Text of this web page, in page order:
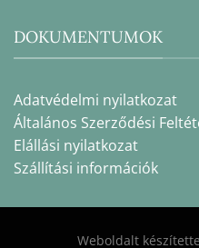
DOKUMENTUMOK
Adatvédelmi nyilatkozat
Általános Szerződési
Elállási nyilatkozat
Szállítási információk
Weboldalt